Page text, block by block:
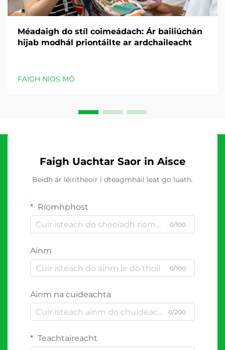
Méadaigh do stíl coimeádach: Ár bailiúchán
hijab modhál priontáilte ar ardchaileacht
FAIGH NÍOS MÓ
Faigh Uachtar Saor in Aisce
Beidh ár léiritheoir i dteagmháil leat go luath.
Ríomhphost
0/100
Ainm
0/100
Ainm na cuideachta
0/200
Teachtaireacht